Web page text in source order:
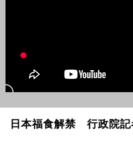
日本福食解禁 行政院記